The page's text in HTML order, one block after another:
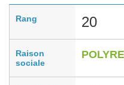
Rang 20
Raison
sociale